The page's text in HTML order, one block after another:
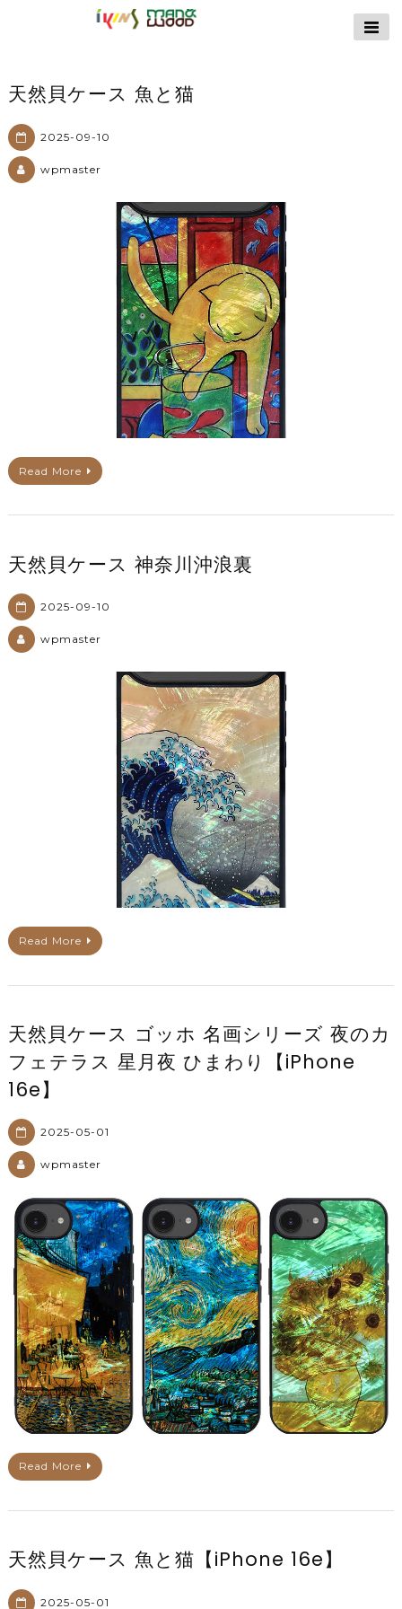
【公式サイト】
天然貝ケース 魚と猫
2025-09-10
wpmaster
Read More
天然貝ケース 神奈川沖浪裏
2025-09-10
wpmaster
Read More
天然貝ケース ゴッホ 名画シリーズ 夜のカ
フェテラス 星月夜 ひまわり【iPhone
16e】
2025-05-01
wpmaster
Read More
天然貝ケース 魚と猫【iPhone 16e】
2025-05-01